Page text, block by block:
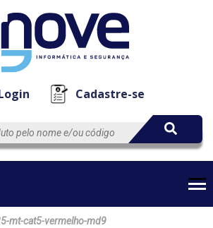
Cadastre-se
EmpresaAutomação
mt-cat5-vermelho-md9